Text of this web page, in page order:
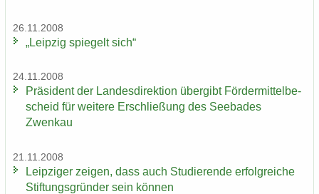
26.11.2008
„Leip­zig spie­gelt sich“
24.11.2008
Prä­si­dent der Lan­des­di­rek­ti­on über­gibt För­der­mit­tel­be­
scheid für wei­te­re Er­schlie­ßung des See­ba­des
Zwenkau
21.11.2008
Leip­zi­ger zei­gen, dass auch Stu­die­ren­de er­folg­rei­che
Stif­tungs­grün­der sein kön­nen